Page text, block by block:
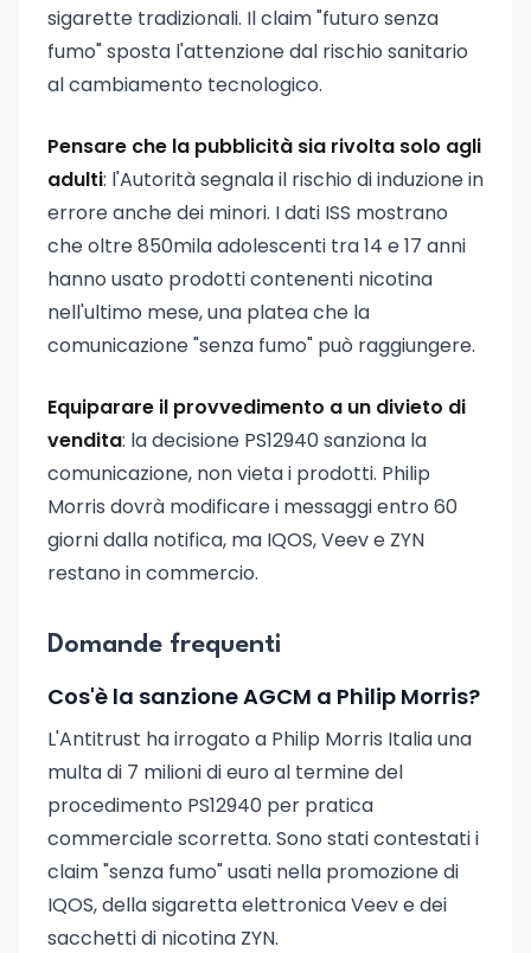
sigarette tradizionali. Il claim "futuro senza
fumo" sposta l'attenzione dal rischio sanitario
al cambiamento tecnologico.
Pensare che la pubblicità sia rivolta solo agli
adulti: l'Autorità segnala il rischio di induzione in
errore anche dei minori. I dati ISS mostrano
che oltre 850mila adolescenti tra 14 e 17 anni
hanno usato prodotti contenenti nicotina
nell'ultimo mese, una platea che la
comunicazione "senza fumo" può raggiungere.
Equiparare il provvedimento a un divieto di
vendita: la decisione PS12940 sanziona la
comunicazione, non vieta i prodotti. Philip
Morris dovrà modificare i messaggi entro 60
giorni dalla notifica, ma IQOS, Veev e ZYN
restano in commercio.
Domande frequenti
Cos'è la sanzione AGCM a Philip Morris?
L'Antitrust ha irrogato a Philip Morris Italia una
multa di 7 milioni di euro al termine del
procedimento PS12940 per pratica
commerciale scorretta. Sono stati contestati i
claim "senza fumo" usati nella promozione di
IQOS, della sigaretta elettronica Veev e dei
sacchetti di nicotina ZYN.